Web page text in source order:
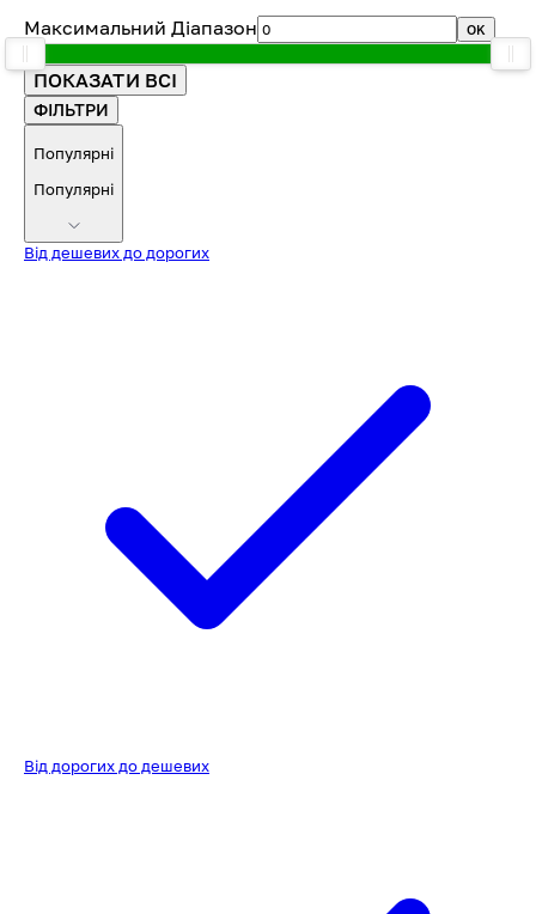
Максимальний Діапазон OK
ПОКАЗАТИ ВСІ
ФІЛЬТРИ
Популярні
Популярні
Від дешевих до дорогих
Від дорогих до дешевих